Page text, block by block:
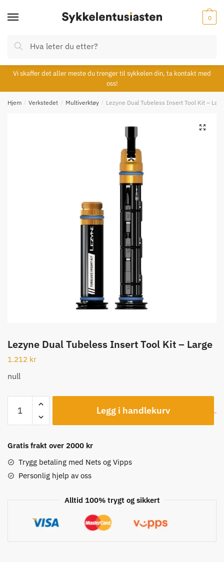
Søk
etter:
Søk
0
Vi skaffer det aller meste du trenger til sykkelen din, ta kontakt med
oss!
Hjem / Verkstedet / Multiverktøy / Lezyne Dual Tubeless Insert Tool Kit –
🔍
Lezyne Dual Tubeless Insert Tool Kit – Large
1.212 kr
null
Dual
Tubeless
Tool
Kit
-
Legg i handlekurv
Gratis frakt over 2000 kr
Trygg betaling med Nets og Vipps
Personlig hjelp av oss
Alltid 100% trygt og sikkert